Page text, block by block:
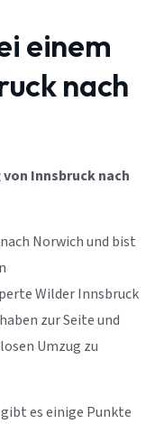
einem
nach
Innsbruck nach
Norwich und bist
Wilder Innsbruck
zur Seite und
Umzug zu
es einige Punkte